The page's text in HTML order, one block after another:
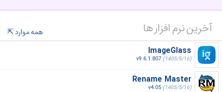
آخرین نرم افزار ها
همه موارد
ImageGlass
v9.6.1.807 (1405/5/16)
Rename Master
v4.05 (1405/5/16)